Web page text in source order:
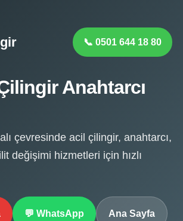
📞 0501 644 18 80
Anahtarcı
çevresinde acil çilingir, anahtarcı,
değişimi hizmetleri için hızlı
💬 WhatsApp Ana Sayfa